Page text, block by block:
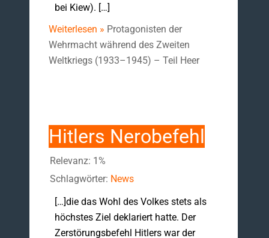
bei Kiew). […]
Weiterlesen » Protagonisten der
Wehrmacht während des Zweiten
Weltkriegs (1933–1945) – Teil Heer
Hitlers Nerobefehl
Relevanz: 1%
Schlagwörter: News
[…]die das Wohl des Volkes stets als
höchstes Ziel deklariert hatte. Der
Zerstörungsbefehl Hitlers war der